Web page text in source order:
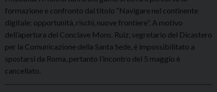
formazione e confronto dal titolo “Navigare nel continente
digitale: opportunità, rischi, nuove frontiere”. A motivo
dell’apertura del Conclave Mons. Ruiz, segretario del Dicastero
per la Comunicazione della Santa Sede, è impossibilitato a
spostarsi da Roma, pertanto l’incontro del 5 maggio è
cancellato.